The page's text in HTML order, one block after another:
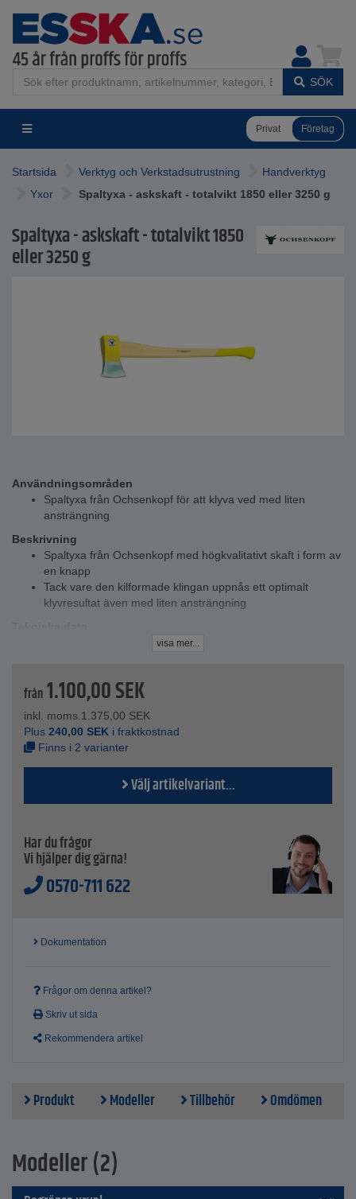
SÖK
Privat Företag
Startsida Verktyg och Verkstadsutrustning
Handverktyg
Yxor
Spaltyxa - askskaft - totalvikt 1850 eller 3250 g
Spaltyxa - askskaft - totalvikt 1850
eller 3250 g
Användningsområden
Spaltyxa från Ochsenkopf för att klyva ved med liten
ansträngning
Beskrivning
Spaltyxa från Ochsenkopf med högkvalitativt skaft i form av
en knapp
Tack vare den kilformade klingan uppnås ett optimalt
klyvresultat även med liten ansträngning
Utförande - Spalt-Fix® ax OX 248 E
Bredd egg - 100 och 115 mm
Totalvikt - 1850 och 3250 g
visa mer...
från 1.100,00SEK
inkl. moms.1.375,00 SEK
Plus 240,00 SEK i fraktkostnad
Finns i 2 varianter
Välj artikelvariant...
Har du frågor
Vi hjälper dig gärna!
0570-711 622
Dokumentation
Frågor om denna artikel?
Skriv ut sida
Rekommendera artikel
Produkt Modeller Tillbehör Omdömen
Modeller (2)